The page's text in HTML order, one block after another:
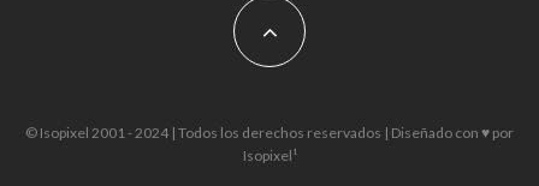
© Isopixel 2001 - 2024 | Todos los derechos reservados | Diseñado con ♥ por
Isopixel¹